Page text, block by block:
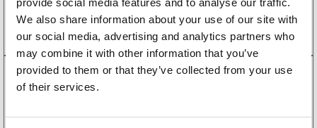
provide social media features and to analyse our traffic.
We also share information about your use of our site with
our social media, advertising and analytics partners who
may combine it with other information that you’ve
provided to them or that they’ve collected from your use
of their services.
Kjøp på nett
1090017
Bremsetrommel ALKO 200×50 5×112
2 651kr(2121kr eks. mva)